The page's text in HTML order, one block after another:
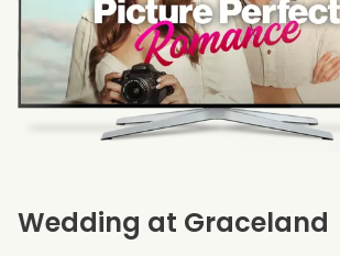
Wedding at Graceland